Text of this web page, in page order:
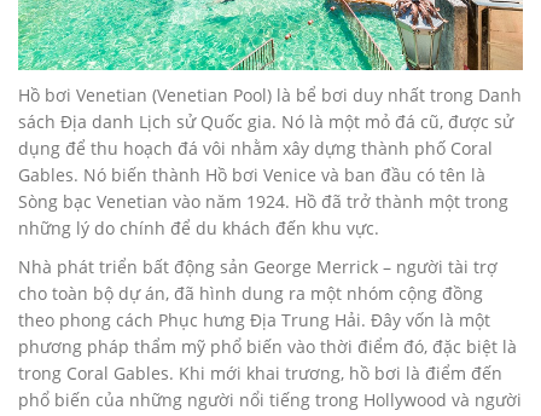
Hồ bơi Venetian (Venetian Pool) là bể bơi duy nhất trong Danh
sách Địa danh Lịch sử Quốc gia. Nó là một mỏ đá cũ, được sử
dụng để thu hoạch đá vôi nhằm xây dựng thành phố Coral
Gables. Nó biến thành Hồ bơi Venice và ban đầu có tên là
Sòng bạc Venetian vào năm 1924. Hồ đã trở thành một trong
những lý do chính để du khách đến khu vực.
Nhà phát triển bất động sản George Merrick – người tài trợ
cho toàn bộ dự án, đã hình dung ra một nhóm cộng đồng
theo phong cách Phục hưng Địa Trung Hải. Đây vốn là một
phương pháp thẩm mỹ phổ biến vào thời điểm đó, đặc biệt là
trong Coral Gables. Khi mới khai trương, hồ bơi là điểm đến
phổ biến của những người nổi tiếng trong Hollywood và người